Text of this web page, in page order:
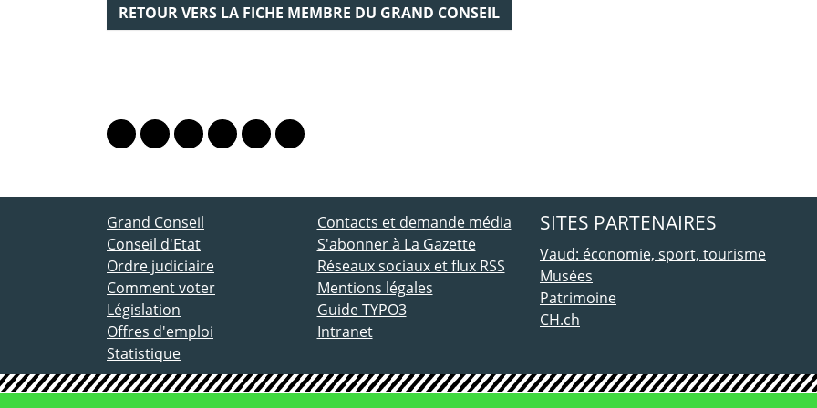
RETOUR VERS LA FICHE MEMBRE DU GRAND CONSEIL
Lien vers le profil Mastodon
Lien vers le profil Bluesky
Lien vers le profil Instagram
Lien vers le profil Linkedin
Lien vers le profil Facebook
Lien vers le profil Twitter
ACCÈS DIRECT
Grand Conseil
Conseil d'Etat
Ordre judiciaire
Comment voter
Législation
Offres d'emploi
Statistique
Contacts et demande média
S'abonner à La Gazette
Réseaux sociaux et flux RSS
Mentions légales
Guide TYPO3
Intranet
SITES PARTENAIRES
Vaud: économie, sport, tourisme
Musées
Patrimoine
CH.ch